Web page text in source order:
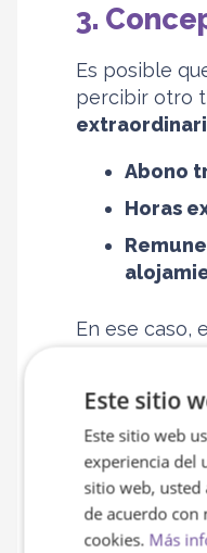
3.
Es posible
percibir otro
Abono
Horas
En ese caso,
salario base
4.
Este sitio
Este sitio web
experiencia del
sitio web, usted
de acuerdo con
cookies. Más